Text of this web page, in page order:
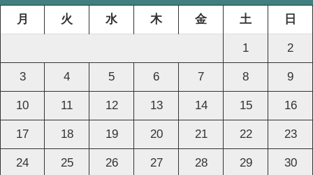
月 火 水 木 金 土 日
1 2
3 4 5 6 7 8 9
10 11 12 13 14 15 16
17 18 19 20 21 22 23
24 25 26 27 28 29 30